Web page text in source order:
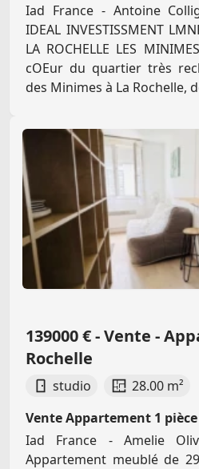
Iad France - Antoine
IDEAL INVESTISSMENT
LA ROCHELLE LES
cOEur du quartier très
des Minimes à La Rochelle,
139000 € - Vente -
Rochelle
studio
28.00 m²
Vente Appartement 1 pièce
Iad France - Amelie
Appartement meublé de